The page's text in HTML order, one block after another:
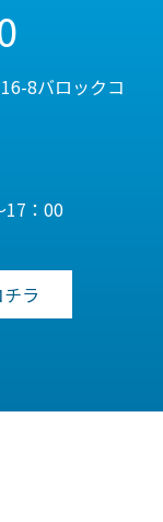
8バロックコ
17：00
ラ